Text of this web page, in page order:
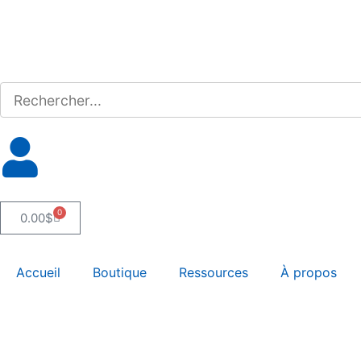
0.00$ 0
Accueil Boutique Ressources À propos